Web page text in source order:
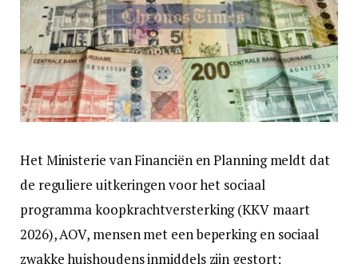
Het Ministerie van Financiën en Planning meldt dat
de reguliere uitkeringen voor het sociaal
programma koopkrachtversterking (KKV maart
2026), AOV, mensen met een beperking en sociaal
zwakke huishoudens inmiddels zijn gestort: